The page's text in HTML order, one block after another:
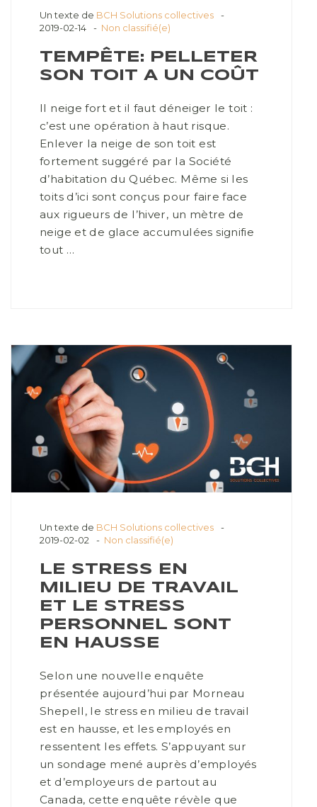
Un texte de BCH Solutions collectives
2019-02-14
Non classifié(e)
TEMPÊTE: PELLETER
SON TOIT A UN COÛT
Il neige fort et il faut déneiger le toit :
c’est une opération à haut risque.
Enlever la neige de son toit est
fortement suggéré par la Société
d’habitation du Québec. Même si les
toits d’ici sont conçus pour faire face
aux rigueurs de l’hiver, un mètre de
neige et de glace accumulées signifie
tout …
Un texte de BCH Solutions collectives
2019-02-02
Non classifié(e)
LE STRESS EN
MILIEU DE TRAVAIL
ET LE STRESS
PERSONNEL SONT
EN HAUSSE
Selon une nouvelle enquête
présentée aujourd’hui par Morneau
Shepell, le stress en milieu de travail
est en hausse, et les employés en
ressentent les effets. S’appuyant sur
un sondage mené auprès d’employés
et d’employeurs de partout au
Canada, cette enquête révèle que